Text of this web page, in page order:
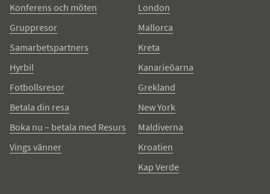
Konferens och möten
Gruppresor
Samarbetspartners
Hyrbil
Fotbollsresor
Betala din resa
Boka nu – betala med Resurs
Vings vänner
London
Mallorca
Kreta
Kanarieöarna
Grekland
New York
Maldiverna
Kroatien
Kap Verde